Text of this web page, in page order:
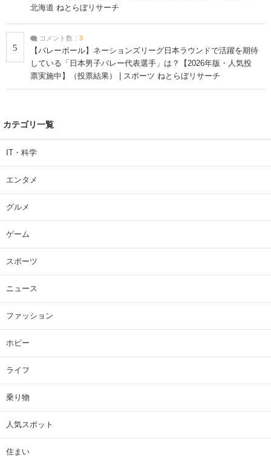
北海道 ねとらぼリサーチ
5
コメント数： 3
【バレーボール】ネーションズリーグ日本ラウンドで活躍を期待
している「日本男子バレー代表選手」は？【2026年版・人気投
票実施中】（投票結果） | スポーツ ねとらぼリサーチ
カテゴリ一覧
IT・科学
エンタメ
グルメ
ゲーム
スポーツ
ニュース
ファッション
ホビー
ライフ
乗り物
人気スポット
住まい